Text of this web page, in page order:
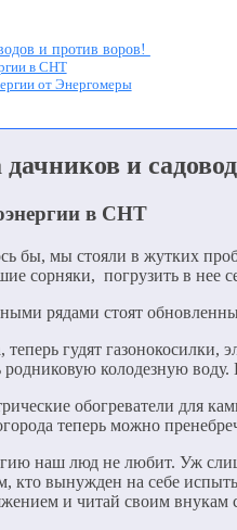
и против воров!
в СНТ
от Энергомеры
и
в СНТ
бы, мы стояли в жутких
сорняки, погрузить в нее
рядами стоят
теперь гудят
колодезную
обогреватели
теперь можно
наш люд не любит. Уж
кто вынужден на себе
и читай своим внукам